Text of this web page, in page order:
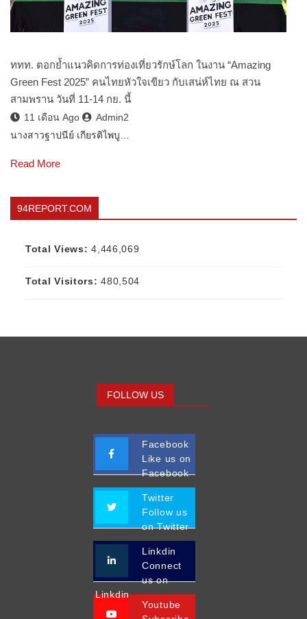
ททท. ตอกย้ำแนวคิดการท่องเที่ยวรักษ์โลก ในงาน “Amazing
Green Fest 2025” คนไทยหัวใจเขียว กับเสน่ห์ไทย ณ สวน
สามพราน วันที่ 11-14 กย. นี้
11 เดือน Ago
Admin2
นางสาวฐาปนีย์ เกียรติไพบู…
Read More
94REPORT.COM
Total Views:4,446,069
Total Visitors:480,504
FOLLOW US
Facebook
Like us on
Facebook
Twitter
Follow us
on Twitter
Linkdin
Connect
us on
Linkdin
Youtube